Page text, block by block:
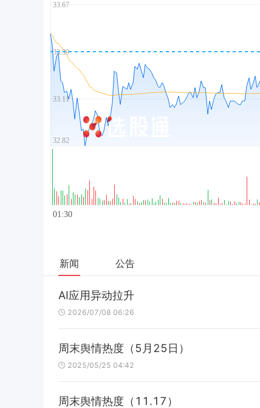
新闻 公告
AI应用异动拉升
2026/07/08 06:26
周末舆情热度（5月25日）
2025/05/25 04:42
周末舆情热度（11.17）